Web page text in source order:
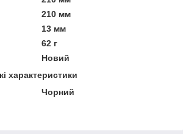
210 мм
13 мм
62 г
Новий
характеристики
Чорний